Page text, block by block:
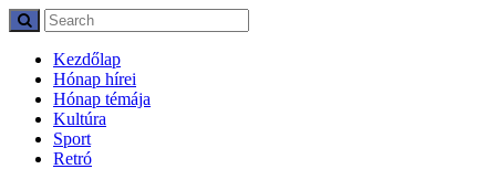
Kezdőlap
Hónap hírei
Hónap témája
Kultúra
Sport
Retró